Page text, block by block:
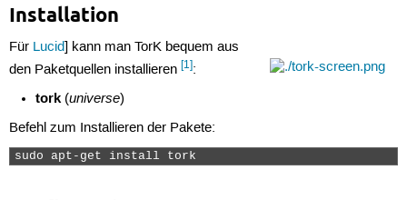
Installation
Für Lucid] kann man TorK bequem aus
den Paketquellen installieren [1]:
tork(universe)
Befehl zum Installieren der Pakete:
sudo apt-get install tork